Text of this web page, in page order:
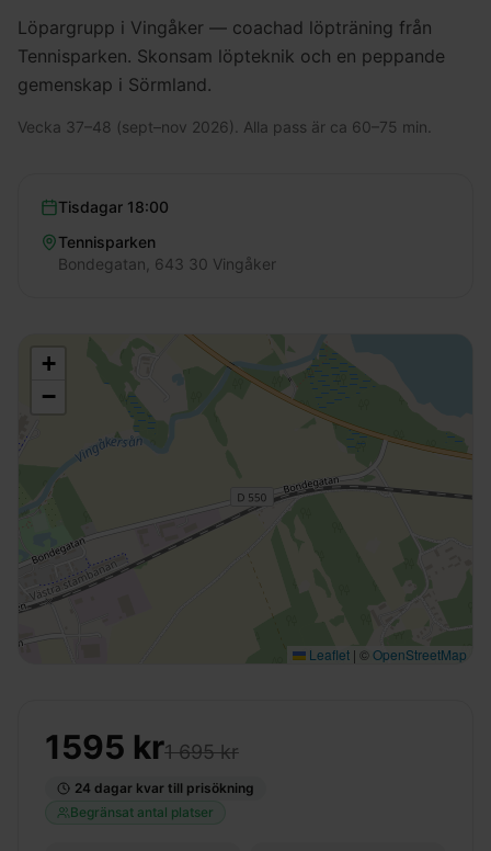
Löpargrupp i Vingåker — coachad löpträning från
Tennisparken. Skonsam löpteknik och en peppande
gemenskap i Sörmland.
Vecka 37–48 (sept–nov 2026). Alla pass är ca 60–75 min.
Tisdagar 18:00
Tennisparken
Bondegatan, 643 30 Vingåker
+
−
Leaflet | ©OpenStreetMap
1595 kr1 695 kr
24 dagar kvar till prisökning
Begränsat antal platser